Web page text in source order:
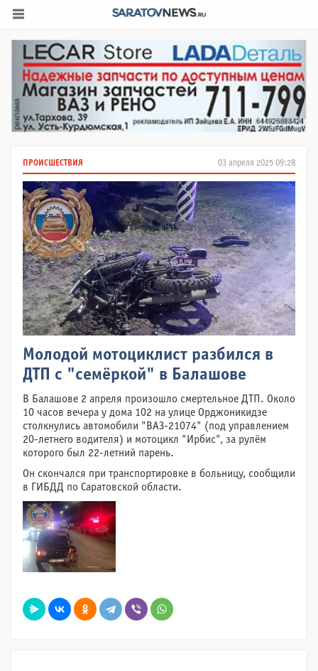
03 апреля 2025 09:28
ПРОИСШЕСТВИЯ
Молодой мотоциклист разбился в
ДТП с "семёркой" в Балашове
В Балашове 2 апреля произошло смертельное ДТП. Около
10 часов вечера у дома 102 на улице Орджоникидзе
столкнулись автомобили "ВАЗ-21074" (под управлением
20-летнего водителя) и мотоцикл "Ирбис", за рулём
которого был 22-летний парень.
Он скончался при транспортировке в больницу, сообщили
в ГИБДД по Саратовской области.